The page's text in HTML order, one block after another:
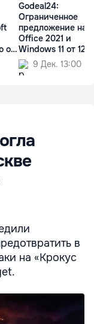
от
Godeal24:
Ограниченное
предложение на
Office 2021 и
Windows 11 от
9 Дек. 13:00
в
на «Крокус